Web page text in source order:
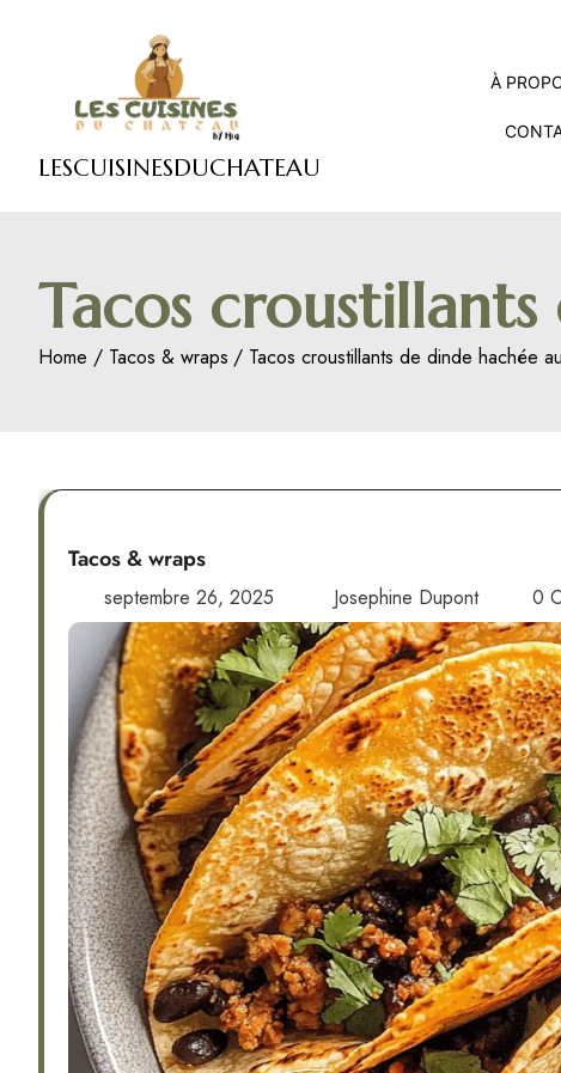
LESCUISINESDUCHATEAU
À
Tacos
Home Tacos & wraps Tacos croustillants de dinde hachée
Tacos & wraps
septembre 26, 2025 Josephine Dupont 0